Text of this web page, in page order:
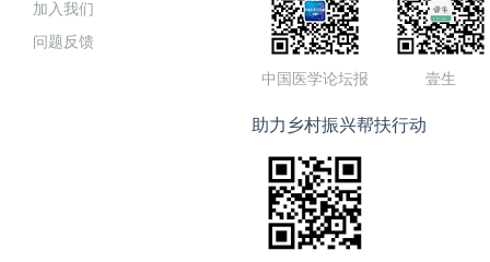
加入我们
问题反馈
中国医学论坛报 壹生
助力乡村振兴帮扶行动